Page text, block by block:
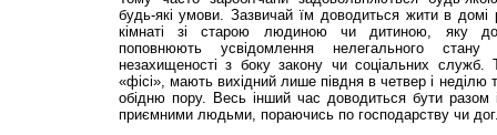
будь-які умови. Зазвичай їм доводиться жити в домі
кімнаті зі старою людиною чи дитиною, яку
поповнюють усвідомлення нелегального
незахищеності з боку закону чи соціальних служб.
«фісі», мають вихідний лише півдня в четвер і неділю
обідню пору. Весь інший час доводиться бути
приємними людьми, пораючись по господарству чи